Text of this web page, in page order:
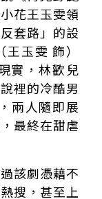
花王玉雯領
套路」的設
玉雯 飾）
實，林歡兒
裡的冷酷男
兩人隨即展
最終在甜虐
該劇憑藉不
搜，甚至上